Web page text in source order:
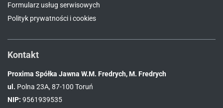
Formularz usług serwisowych
Polityk prywatności i cookies
Kontakt
Proxima Spółka Jawna W.M. Fredrych, M. Fredrych
ul. Polna 23A, 87-100 Toruń
NIP: 9561939535